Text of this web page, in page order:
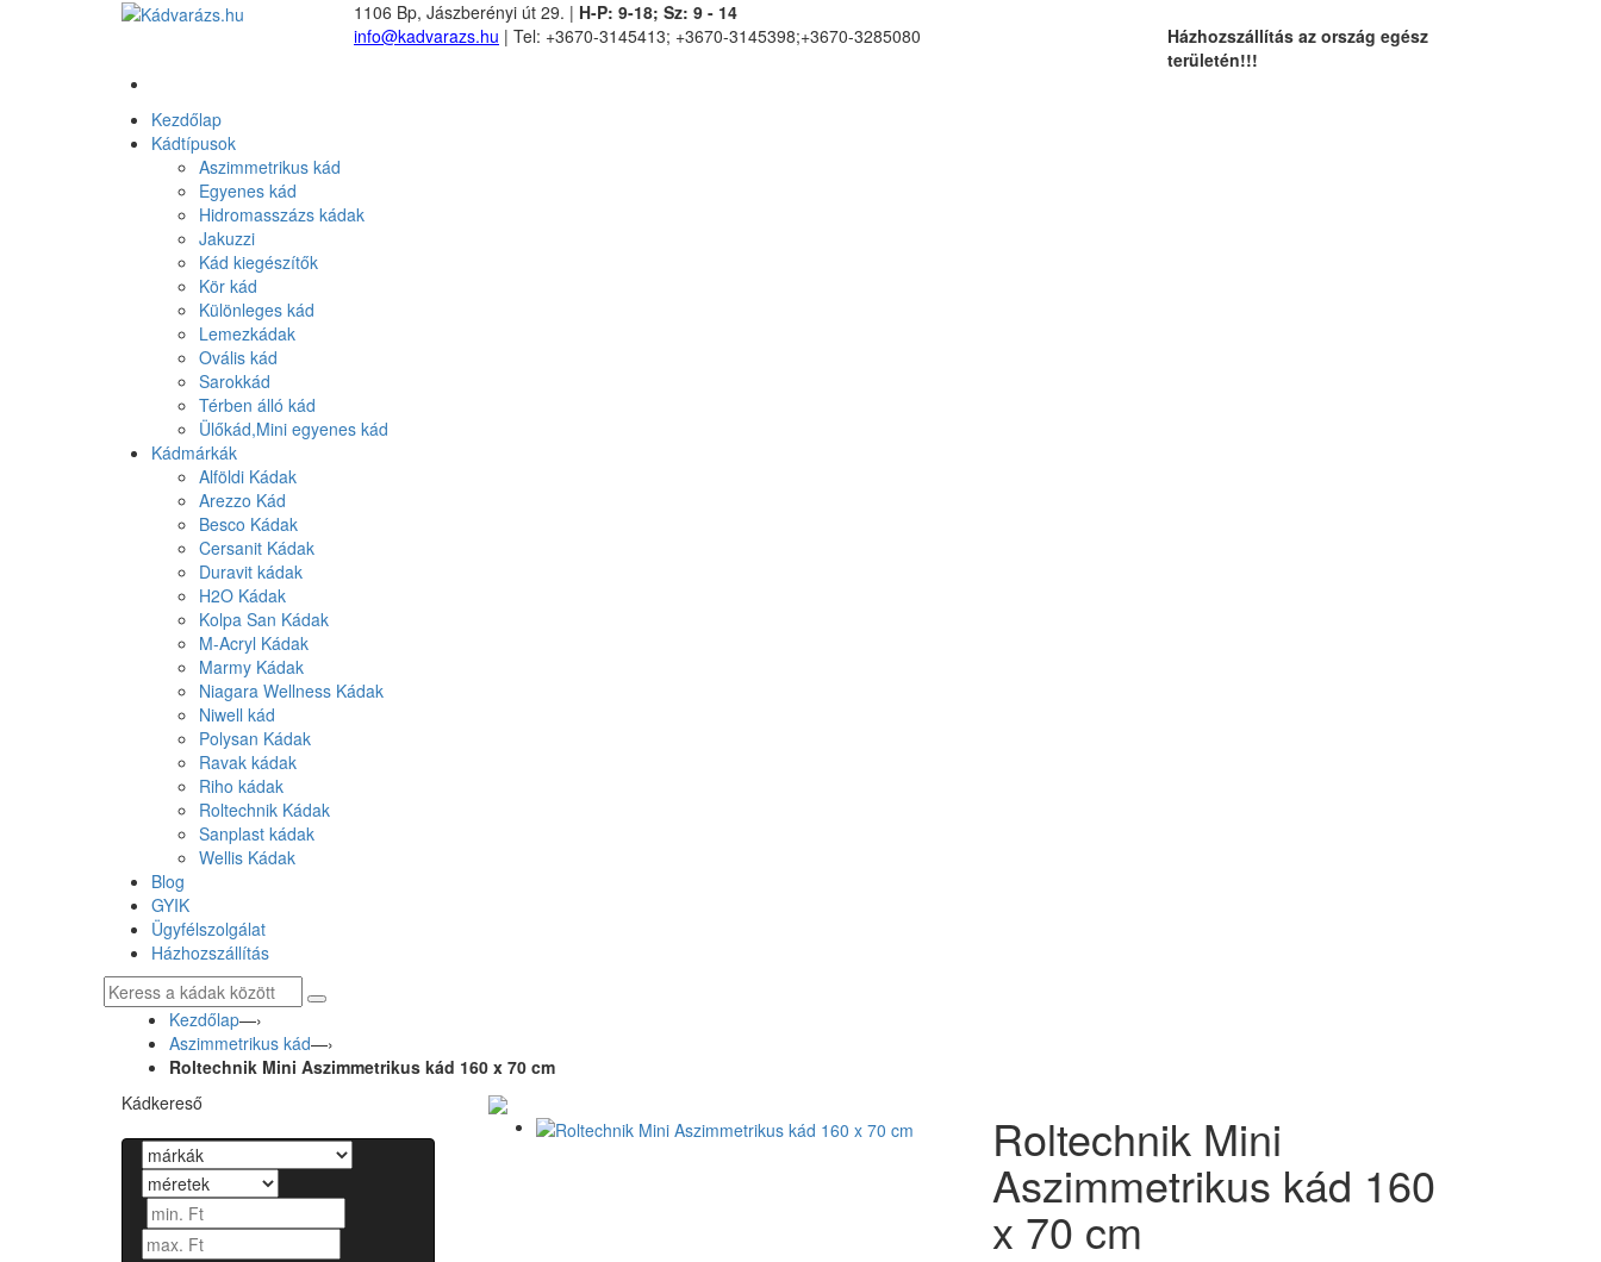
1106 Bp, Jászberényi út 29. | H-P: 9-18; Sz: 9 - 14
info@kadvarazs.hu | Tel: +3670-3145413; +3670-3145398;+3670-3285080
Házhozszállítás az ország egész
területén!!!
Kezdőlap
Kádtípusok
Aszimmetrikus kád
Egyenes kád
Hidromasszázs kádak
Jakuzzi
Kád kiegészítők
Kör kád
Különleges kád
Lemezkádak
Ovális kád
Sarokkád
Térben álló kád
Ülőkád,Mini egyenes kád
Kádmárkák
Alföldi Kádak
Arezzo Kád
Besco Kádak
Cersanit Kádak
Duravit kádak
H2O Kádak
Kolpa San Kádak
M-Acryl Kádak
Marmy Kádak
Niagara Wellness Kádak
Niwell kád
Polysan Kádak
Ravak kádak
Riho kádak
Roltechnik Kádak
Sanplast kádak
Wellis Kádak
Blog
GYIK
Ügyfélszolgálat
Házhozszállítás
Kezdőlap—›
Aszimmetrikus kád—›
Roltechnik Mini Aszimmetrikus kád 160 x 70 cm
Kádkereső
Roltechnik Mini
Aszimmetrikus kád 160
x 70 cm